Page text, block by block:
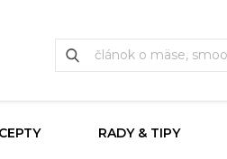
RADY & TIPY